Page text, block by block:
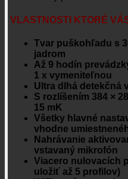
VLASTNOSTI KTORÉ
Tvar puškohľadu s
jadrom
Až 9 hodín
1 x vymeniteľnou
Ultra dlhá detekčná
S rozlíšením 384 ×
15 mK
Všetky hlavné
vhodne
Nahrávanie
vstavaný mikrofón
Viacero nulovacích
uložiť až 5 profilov)